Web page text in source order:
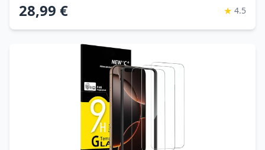
Monitoraggio Frequenza Cardiaca e SpO2, 140+
modalità Fitness, Nero
28,99 € ★ 4.5